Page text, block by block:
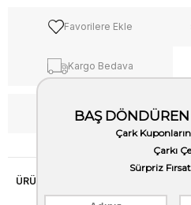
Favorilere Ekle
Kargo Bedava
ÜRÜN ÖZELLIKLERI